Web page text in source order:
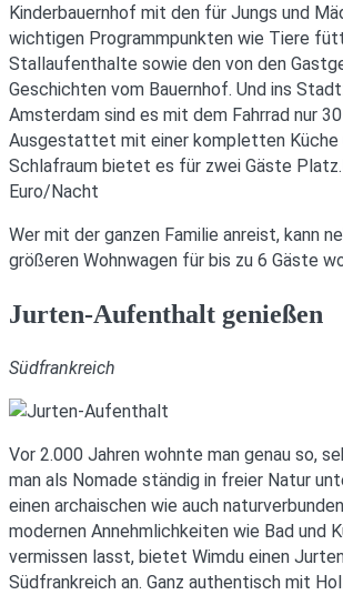
Kinderbauernhof mit den für Jungs und
wichtigen Programmpunkten wie Tiere
Stallaufenthalte sowie den von den
Geschichten vom Bauernhof. Und ins
Amsterdam sind es mit dem Fahrrad nur
Ausgestattet mit einer kompletten Küche
Schlafraum bietet es für zwei Gäste
Euro/Nacht
Wer mit der ganzen Familie anreist, kann
größeren Wohnwagen für bis zu 6 Gäste
Jurten-Aufenthalt genießen
Südfrankreich
Vor 2.000 Jahren wohnte man genau so,
man als Nomade ständig in freier Natur
einen archaischen wie auch
modernen Annehmlichkeiten wie Bad und
vermissen lasst, bietet Wimdu einen
Südfrankreich an. Ganz authentisch mit